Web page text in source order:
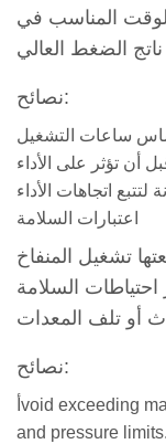
الوقت المناسب في
نصائح:
اعتبارات السلامة
تشغيل المنفاخ
احتياطات السلامة
نصائح:
and pressure limits.